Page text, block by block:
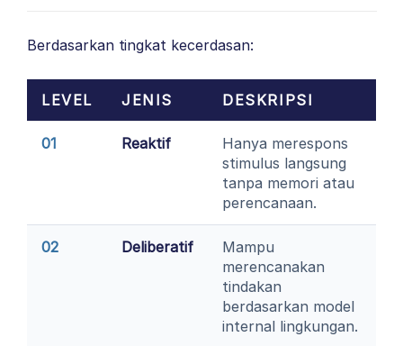
Berdasarkan tingkat kecerdasan:
LEVEL JENIS DESKRIPSI
01 Reaktif
Hanya merespons
stimulus langsung
tanpa memori atau
perencanaan.
02 Deliberatif
Mampu
merencanakan
tindakan
berdasarkan model
internal lingkungan.